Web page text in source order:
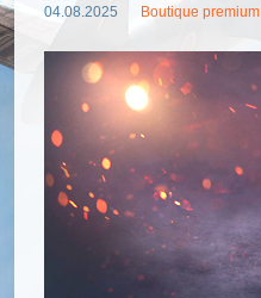
04.08.2025 Boutique premium